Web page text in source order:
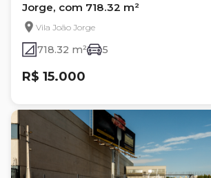
Jorge, com 718.32 m²
Vila João Jorge
718.32 m² 5
R$ 15.000